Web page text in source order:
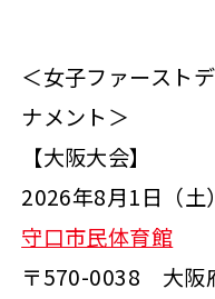
＜女子ファースト
ナメント＞
【大阪大会】
2026年8月1日（土
守口市民体育館
〒570-0038 大阪